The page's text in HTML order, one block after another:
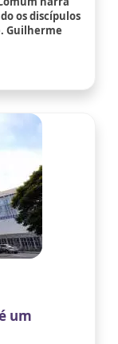
os discípulos
Guilherme
um